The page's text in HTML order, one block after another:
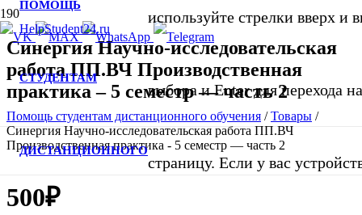
ПОМОЩЬ
СТУДЕНТАМ
ДИСТАНЦИОННОГО
используйте стрелки вверх и
выбора и Enter для перехода
страницу. Если у вас
Синергия Научно-исследовательская
работа ПП.ВЧ Производственная
практика – 5 семестр — часть 2
Помощь студентам дистанционного обучения /Товары /
Синергия Научно-исследовательская работа ПП.ВЧ
Производственная практика - 5 семестр — часть 2
500₽